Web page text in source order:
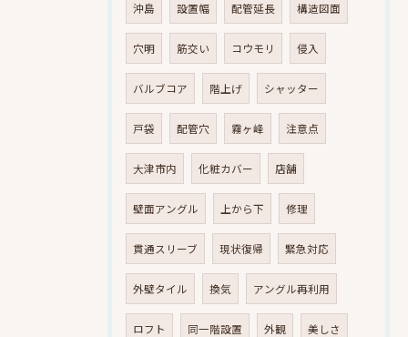
沖島 設置幅 配管延長 構造図面
穴明 筋交い コウモリ 侵入
バルブコア 階上げ シャッター
戸袋 配管穴 霧ヶ峰 注意点
大津市内 化粧カバー 店舗
壁面アングル 上から下 修理
貫通スリーブ 現状復帰 緊急対応
外壁タイル 換気 アングル再利用
ロフト 同一階設置 外観 美しさ